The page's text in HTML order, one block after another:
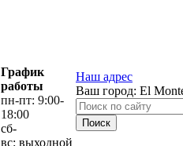
График
работы
пн-пт: 9:00-
18:00
сб-
вс: выходной
Наш адрес
Ваш город: El